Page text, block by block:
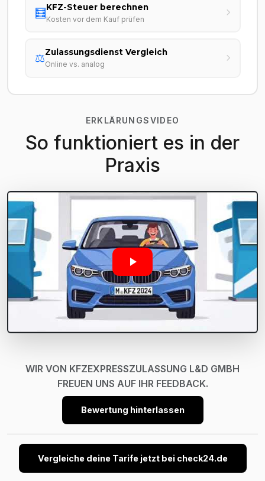
🧮KFZ-Steuer berechnen
Kosten vor dem Kauf prüfen
⚖️Zulassungsdienst Vergleich
Online vs. analog
ERKLÄRUNGSVIDEO
So funktioniert es in der
Praxis
WIR VON KFZEXPRESSZULASSUNG L&D GMBH
FREUEN UNS AUF IHR FEEDBACK.
Bewertung hinterlassen
Vergleiche deine Tarife jetzt bei check24.de